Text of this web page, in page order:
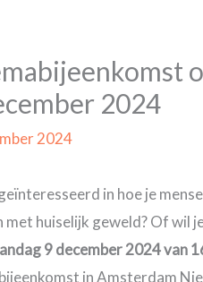
2024
2024
in hoe je
met huiselijk geweld? Of wil
9 december 2024 van
in Amsterdam